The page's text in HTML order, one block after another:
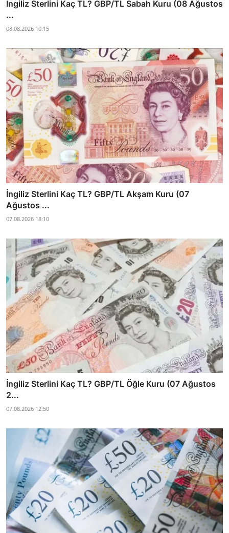
İngiliz Sterlini Kaç TL? GBP/TL Sabah Kuru (08 Ağustos
...
08.08.2026 10:15
İngiliz Sterlini Kaç TL? GBP/TL Akşam Kuru (07
Ağustos ...
07.08.2026 18:10
İngiliz Sterlini Kaç TL? GBP/TL Öğle Kuru (07 Ağustos
2...
07.08.2026 12:50